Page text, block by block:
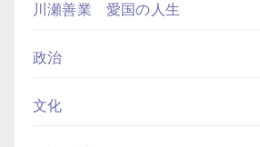
川瀬善業 愛国の人生
政治
文化